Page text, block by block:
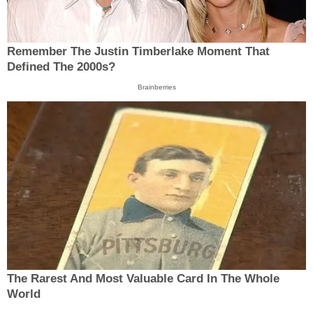
Remember The Justin Timberlake Moment That
Defined The 2000s?
Brainberries
The Rarest And Most Valuable Card In The Whole
World